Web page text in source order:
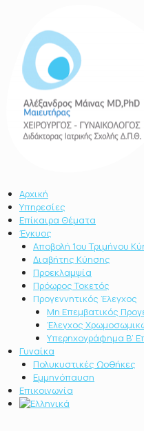
Αρχική
Υπηρεσίες
Επίκαιρα Θέματα
Έγκυος
Αποβολή 1ου Τριμήνου
Διαβήτης Κύησης
Προεκλαμψία
Πρόωρος Τοκετός
Προγεννητικός Έλεγχος
Μη Επεμβατικός
Έλεγχος
Υπερηχογράφημα Β’
Γυναίκα
Πολυκυστικές Ωοθήκες
Εμμηνόπαυση
Επικοινωνία